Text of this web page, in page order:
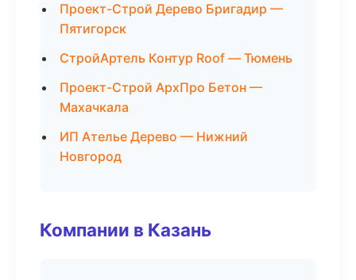
Проект-Строй Дерево Бригадир —
Пятигорск
СтройАртель Контур Roof — Тюмень
Проект-Строй АрхПро Бетон —
Махачкала
ИП Ателье Дерево — Нижний
Новгород
Компании в Казань